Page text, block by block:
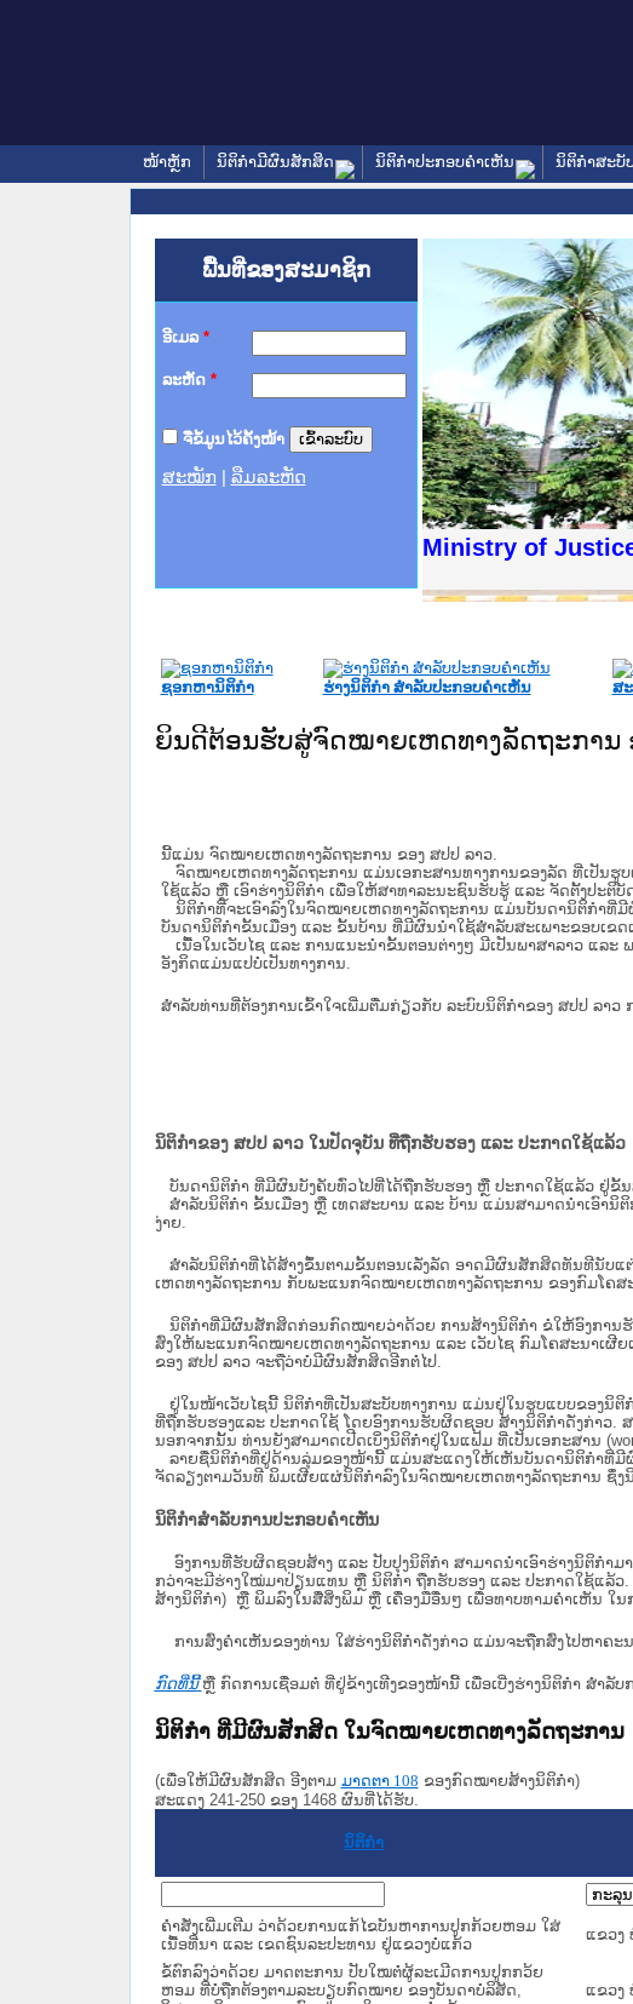
ໜ້າຫຼັກ ນິຕິກໍາມີຜົນສັກສິດ ນິຕິກໍາປະກອບຄໍາເຫັນ ນິຕິກໍາສະບັ
ພື້ນທີ່ຂອງສະມາຊິກ
ອີເມລ *
ລະຫັດ *
ຈື່ຂໍ້ມູນໄວ້ຄັ້ງໜ້າ
ສະໝັກ ລືມລະຫັດ
Ministry of
ານສະພາປະຊາຊົນ ພາກເໜືອ
ທາງລັດຖະການ
ສຳລັບ ພາກກາງ
ສຳລັບ ພາກໃຕ້
ວິທະຍາຄານຕຳຫຼວດປະຊາຊົນ
ວິທະຍາຄານສັນຕິບານປະຊາຊົນ
ຂັ້ນແຂວງພາກເໜືອ
ານສະພາປະຊາຊົນ ພາກກາງ
ຊອກຫານິຕິກໍາ ຮ່າງນິຕິກໍາ ສໍາລັບປະກອບຄໍາເຫັນ ສ
ຍິນດີຕ້ອນຮັບສູ່ຈົດໝາຍເຫດທາງລັດຖະການ
ນີ້ແມ່ນ ຈົດໝາຍເຫດທາງລັດຖະການ ຂອງ ສປປ ລາວ.
ຈົດໝາຍເຫດທາງລັດຖະການ ແມ່ນ​ເອ​ກະ​ສານ​ທາງ​ການ​ຂອງ​ລັດ ທີ່​ເປັນ​ຮູບ​
ໃຊ້ແລ້ວ ຫຼື ເອົາຮ່າງນິຕິກໍາ ເພື່ອໃຫ້​ສາ​ທາ​ລະ​ນະ​ຊົນ​ຮັບ​ຮູ້ ແລະ ຈັດ​ຕັ້ງ​ປະ​ຕິ​
ນິ​ຕິ​ກຳ​ທີ່​ຈະ​ເອົາ​ລົງ​ໃນ​ຈົດ​ໝາຍ​ເຫດ​ທາງ​ລັດ​ຖະ​ການ ​ແມ່ນ​ບັນ​ດາ​ນິ​ຕິ​ກຳ​ທີ່​
ບັນ​ດານິ​ຕິ​ກຳ​ຂັ້ນ​ເມືອງ ແລະ ຂັ້ນ​ບ້ານ ​ທີ່​ມີ​ຜົນ​ນຳ​ໃຊ້​ສຳ​ລັບ​ສະ​ເພາະ​ຂອບ​ເຂດ​
ເນື້ອໃນ​ເວັບ​ໄຊ​ ແລະ ການແນະນໍາຂັ້ນຕອນຕ່າງໆ ມີເປັນພາສາລາວ ແລ
ອັງກິດແມ່ນແປບໍ່ເປັນທາງການ.
ສໍາລັບທ່ານທີ່ຕ້ອງການເຂົ້າໃຈເພີ່ມຕື່ມກ່ຽວກັບ ລະບົບນິຕິກຳຂອງ ສປປ ລາວ
ນິຕິກຳຂອງ ສປປ ລາວ ໃນປັດຈຸບັນ ທີ່ຖືກ​ຮັບ​ຮອງ ແລະ ປະກາດໃຊ້ແລ້ວ
ບັນດານິຕິກໍາ ທີ່ມີຜົນບັງຄັບທົ່ວໄປທີ່ໄດ້ຖືກ​ຮັບ​ຮອງ ຫຼື ປະກາດໃຊ້ແລ້ວ ຢູ່ຂັ້
ສຳລັບນິ​ຕິ​ກຳ ຂັ້ນເມືອງ ຫຼື ເທດ​ສະ​ບານ ແລະ ບ້ານ ແມ່ນສາມາດນຳເອົານິ
ງ່າຍ.
ສໍາລັບນິຕິກໍາທີ່ໄດ້ສ້າງຂຶ້ນຕາມຂັ້ນຕອນເລັ່ງລັດ ອາດມີຜົນສັກສິດທັນທີນັບແ
ເຫດທາງລັດຖະການ ກັບ​ພະແນກຈົດ​ໝາຍ​ເຫດ​ທາງ​ລັດ​ຖະ​ການ​ ຂອງກົມໂຄ
ນິ​ຕິ​ກຳ​ທີ່​ມີ​ຜົນ​ສັກ​ສິດ​ກ່ອນ​ກົດ​ໝາຍ​ວ່າ​ດ້ວຍ​ ການ​ສ້າງ​ນິ​ຕິ​ກຳ ຂໍໃຫ້ອົງ​ການ​
ສົ່ງໃຫ້​ພະແນກຈົດ​ໝາຍ​ເຫດ​ທາງ​ລັດ​ຖະ​ການ ແລະ ເວັບໄຊ​ ກົມໂຄສະນາເ
ຂອງ ສປ​ປ ລາວ ​ຈະຖື​ວ່າບໍ່​ມີ​ຜົນ​ສັກ​ສິດ​ອີກ​ຕໍ່​ໄປ.
ຢູ່ໃນໜ້າ​ເວັບ​ໄຊ​ນີ້ ນິຕິກຳທີ່ເປັນສະບັບທາງການ ແມ່ນຢູ່ໃນຮູບແບບຂອງນິຕິກໍ
ທີ່ຖືກຮັບຮອງແລະ ປະກາດໃຊ້ ໂດຍອົງການຮັບຜິດຊອບ ສ້າງນິຕິກຳດັ່ງກ່າວ. ສ
ນອກຈາກນັ້ນ ທ່ານຍັງສາມາດເປີດເບິ່ງນິຕິກຳຢູ່ໃນແຟ້ມ ທີ່ເປັນເອກະສານ
ລາຍຊື່ນິຕິກຳທີ່ຢູ່ດ້ານລຸ່ມຂອງໜ້ານີ້ ແມ່ນສະແດງໃຫ້ເຫັນບັນດານິຕິກຳທີ່ມີ
ຈັດລຽງຕາມວັນທີ ພິມເຜີຍແຜ່ນິຕິກຳລົງໃນຈົດໝາຍເຫດທາງລັດຖະການ ຊຶ່ງ
ນິຕິກຳສຳລັບການປະກອບຄຳເຫັນ
ອົງການທີ່ຮັບຜິດຊອບສ້າງ ແລະ ປັບປຸງນິຕິກຳ ສາມາດນຳເອົາຮ່າງນິຕິກຳ
ກວ່າຈະມີຮ່າງໃໝ່ມາປ່ຽນແທນ ຫຼື ນິຕິກໍາ ຖືກຮັບຮອງ ແລະ ປະກາດໃຊ້ແລ້ວ.
ສ້າງນິຕິກຳ) ຫຼື ພິມລົງໃນສື່ສິ່ງພິມ ຫຼື ເຄື່ອງມືອື່ນໆ ເພື່ອທາບທາມຄໍາເຫັນ ໃ
ການສົ່ງຄໍາເຫັນຂອງທ່ານ ໃສ່ຮ່າງນິຕິກຳດັ່ງກ່າວ ແມ່ນຈະຖືກສົ່ງໄປຫາຄະ
ກົດທີ່ນີ້ ຫຼື ກົດການເຊື່ອມຕໍ່ ທີ່ຢູ່ຂ້າງເທີງຂອງໜ້ານີ້ ເພື່ອເບີ່ງຮ່າງນິຕິກໍາ ສໍາ
ນິຕິກໍາ ທີ່ມີຜົນສັກສິດ ໃນຈົດໝາຍເຫດທາງລັດຖະການ
(ເພື່ອໃຫ້ມີຜົນສັກສິດ ອີງຕາມ ມາດ​ຕາ 108 ຂອງກົດໝາຍສ້າງນິຕິກໍາ)
ສະແດງ 241-250 ຂອງ 1468 ຜົນທີ່ໄດ້ຮັບ.
ນິຕິກໍາ
ຄຳສັ່ງເພີ່ມເຕີມ ວ່າດ້ວຍການແກ້ໄຂບັນຫາການປູກກ້ວຍຫອມ ໃສ່
ເນື້ອທີ່ນາ ແລະ ເຂດຊົນລະປະທານ ຢູ່ແຂວງບໍ່ແກ້ວ
ແຂວງ
ຂໍ້ຕົກລົງວ່າດ້ວຍ ມາດຕະການ ປັບໃໝຕໍ່ຜູ້ລະເມີດການປູກກວ້ຍ
ຫອມ ທີ່ບໍ່ຖືກຕ້ອງຕາມລະບຽບກົດໝາຍ ຂອງບັນດາບໍລິສັດ,
ແຂວງ